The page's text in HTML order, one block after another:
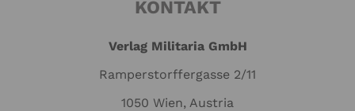
KONTAKT
Verlag Militaria GmbH
Ramperstorffergasse 2/11
1050 Wien, Austria